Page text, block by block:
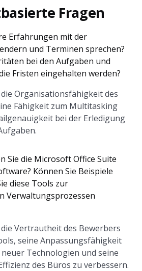
Fragen
Erfahrungen mit der
und Terminen sprechen?
bei den Aufgaben und
Fristen eingehalten werden?
Organisationsfähigkeit des
Fähigkeit zum Multitasking
bei der Erledigung
Sie die Microsoft Office Suite
Können Sie Beispiele
diese Tools zur
Verwaltungsprozessen
Vertrautheit des Bewerbers
seine Anpassungsfähigkeit
Technologien und seine
des Büros zu verbessern.